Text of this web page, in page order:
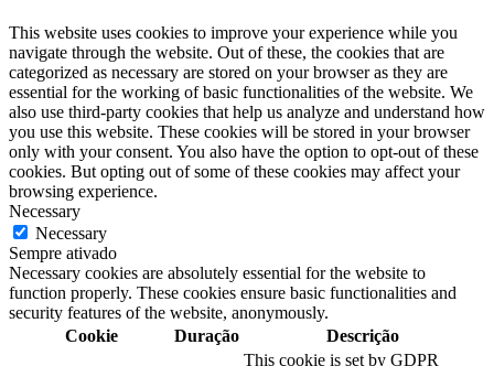
This website uses cookies to improve your experience while you
navigate through the website. Out of these, the cookies that are
categorized as necessary are stored on your browser as they are
essential for the working of basic functionalities of the website. We
also use third-party cookies that help us analyze and understand how
you use this website. These cookies will be stored in your browser
only with your consent. You also have the option to opt-out of these
cookies. But opting out of some of these cookies may affect your
browsing experience.
Necessary
Necessary
Sempre ativado
Necessary cookies are absolutely essential for the website to
function properly. These cookies ensure basic functionalities and
security features of the website, anonymously.
Cookie
Duração Descrição
This cookie is set by GDPR